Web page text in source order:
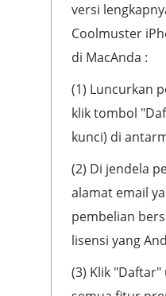
versi
Coolmuster
di MacAnda :
(1) Luncurkan
klik tombol
kunci) di
(2) Di jendela
alamat email
pembelian
lisensi yang
(3) Klik